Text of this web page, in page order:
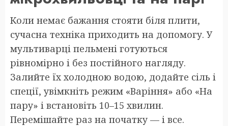
Коли немає бажання стояти біля плити,
сучасна техніка приходить на допомогу. У
мультиварці пельмені готуються
рівномірно і без постійного нагляду.
Залийте їх холодною водою, додайте сіль і
спеції, увімкніть режим «Варіння» або «На
пару» і встановіть 10–15 хвилин.
Перемішайте раз на початку — і все.